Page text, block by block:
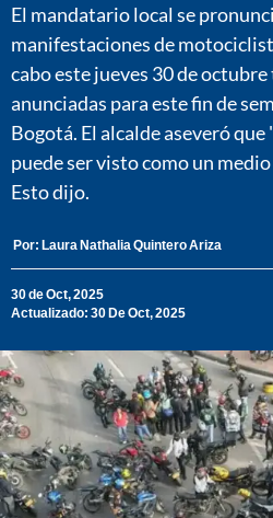
El mandatario local se
manifestaciones de
cabo este jueves 30 de
anunciadas para este fin de
Bogotá. El alcalde aseveró
puede ser visto como un
Esto dijo.
Por: Laura Nathalia Quintero Ariza
30 de Oct, 2025
Actualizado: 30 De Oct, 2025